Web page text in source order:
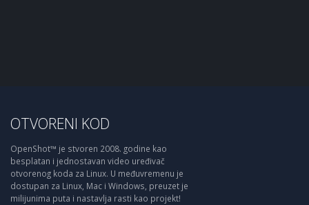
OTVORENI KOD
OpenShot™ je stvoren 2008. godine kao
besplatan i jednostavan video uređivač
otvorenog koda za Linux. U međuvremenu je
dostupan za Linux, Mac i Windows, preuzet je
milijunima puta i nastavlja rasti kao projekt!